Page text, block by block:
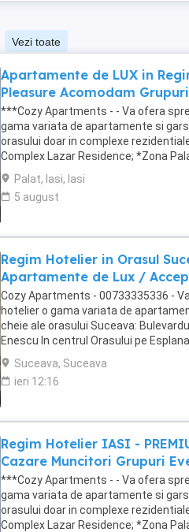
Vezi toate
Apartamente de LUX in
Pleasure Acomodam
***Cozy Apartments - - Va ofera
gama variata de apartamente si
orasului doar in complexe
Complex Lazar Residence; *Zona
Residence; *Zona Palas Mall - ...
Palat, Iasi, Iasi
5 august
Regim Hotelier in Orasul
Apartamente de Lux /
Cozy Apartments - 00733335336 -
hotelier o gama variata de
cheie ale orasului Suceava:
Enescu In centrul Orasului pe
Bulevardul 1 Mai Obcini ...
Suceava, Suceava
ieri 12:16
Regim Hotelier IASI -
Cazare Muncitori Grupuri
***Cozy Apartments - - Va ofera
gama variata de apartamente si
orasului doar in complexe
Complex Lazar Residence; *Zona